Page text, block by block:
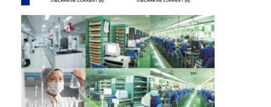
LCD φορτιστής μπαταρίας
πακέτα μπαταριών NiMH
Pack μπαταριών NiCd